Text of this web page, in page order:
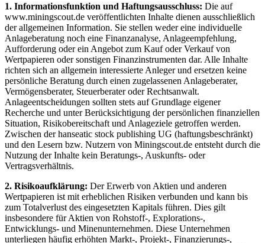
1. Informationsfunktion und Haftungsausschluss: Die auf
www.miningscout.de veröffentlichten Inhalte dienen ausschließlich
der allgemeinen Information. Sie stellen weder eine individuelle
Anlageberatung noch eine Finanzanalyse, Anlageempfehlung,
Aufforderung oder ein Angebot zum Kauf oder Verkauf von
Wertpapieren oder sonstigen Finanzinstrumenten dar. Alle Inhalte
richten sich an allgemein interessierte Anleger und ersetzen keine
persönliche Beratung durch einen zugelassenen Anlageberater,
Vermögensberater, Steuerberater oder Rechtsanwalt.
Anlageentscheidungen sollten stets auf Grundlage eigener
Recherche und unter Berücksichtigung der persönlichen finanziellen
Situation, Risikobereitschaft und Anlageziele getroffen werden.
Zwischen der hanseatic stock publishing UG (haftungsbeschränkt)
und den Lesern bzw. Nutzern von Miningscout.de entsteht durch die
Nutzung der Inhalte kein Beratungs-, Auskunfts- oder
Vertragsverhältnis.
2. Risikoaufklärung: Der Erwerb von Aktien und anderen
Wertpapieren ist mit erheblichen Risiken verbunden und kann bis
zum Totalverlust des eingesetzten Kapitals führen. Dies gilt
insbesondere für Aktien von Rohstoff-, Explorations-,
Entwicklungs- und Minenunternehmen. Diese Unternehmen
unterliegen häufig erhöhten Markt-, Projekt-, Finanzierungs-,